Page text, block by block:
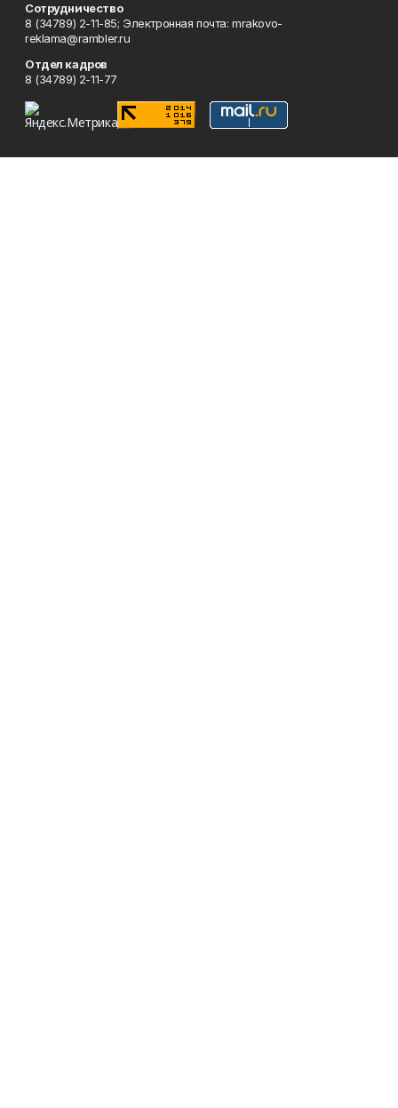
Сотрудничество
8 (34789) 2-11-85; Электронная почта: mrakovo-
reklama@rambler.ru
Отдел кадров
8 (34789) 2-11-77